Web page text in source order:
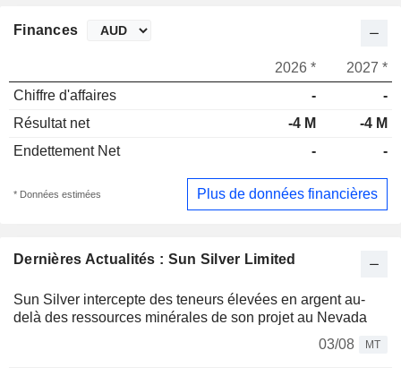
Dernières Actualités : Sun Silver Limited
Sun Silver intercepte des teneurs élevées en argent au-
delà des ressources minérales de son projet au Nevada
03/08
MT
Finances
2026 *
2027 *
Chiffre d'affaires
-
-
Résultat net
-4 M
-4 M
Endettement Net
- -
* Données estimées Plus de données financières